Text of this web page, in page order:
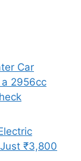
Car
2956cc
₹3,800